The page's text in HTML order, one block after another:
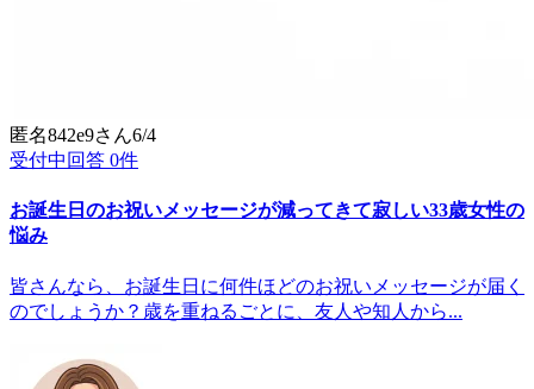
匿名842e9さん6/4
受付中 回答 0件
お誕生日のお祝いメッセージが減ってきて寂しい33歳女性の
悩み
皆さんなら、お誕生日に何件ほどのお祝いメッセージが届く
のでしょうか？歳を重ねるごとに、友人や知人から...